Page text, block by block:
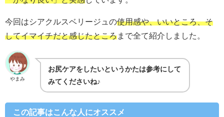
今回はシアクルスベリージュの使用感や、いいところ、そ
してイマイチだと感じたところまで全て紹介しました。
やまみ
お尻ケアをしたいというかたは参考にして
みてくださいね♪
この記事はこんな人にオススメ